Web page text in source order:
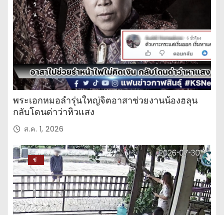
วั
น
พระเอกหมอลำรุ่นใหญ่จิตอาสาช่วยงานน้องฮลุน
กลับโดนด่าว่าหิวแสง
ส.ค. 1, 2026
ข่
าว
ปร
ะ
จำ
วั